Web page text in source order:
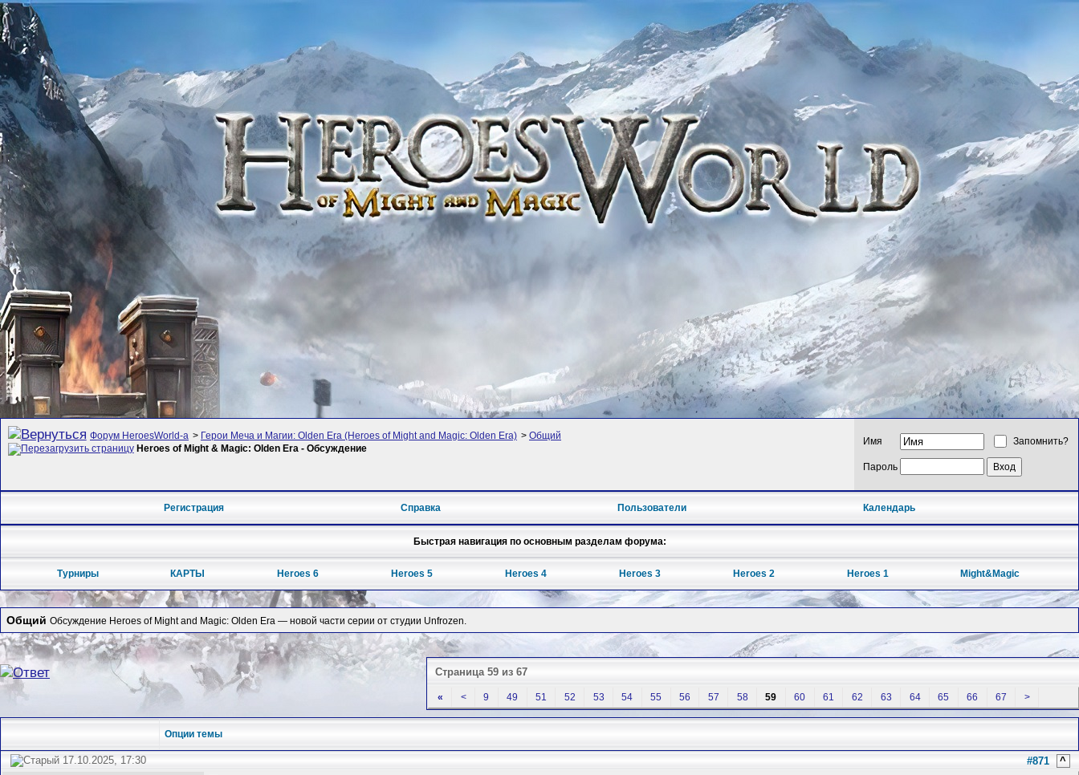
Форум HeroesWorld-а > Герои Меча и Магии: Olden Era (Heroes of Might and Magic: Olden Era) > Общий
Heroes of Might & Magic: Olden Era - Обсуждение
Имя Запомнить?
Пароль
Регистрация Справка Пользователи Календарь
Быстрая навигация по основным разделам форума:
Турниры КАРТЫ Heroes 6 Heroes 5 Heroes 4 Heroes 3 Heroes 2 Heroes 1 Might&Magic
Общий Обсуждение Heroes of Might and Magic: Olden Era — новой части серии от студии Unfrozen.
Страница 59 из 67
« < 9 49 51 52 53 54 55 56 57 58 59 60 61 62 63 64 65 66 67 >
Опции темы
17.10.2025, 17:30 #871 ^